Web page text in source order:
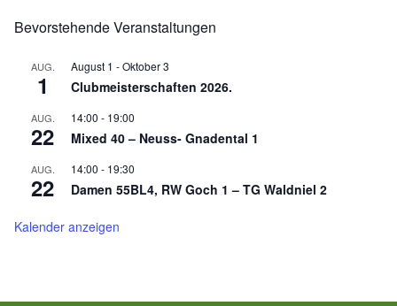
Bevorstehende Veranstaltungen
AUG.
1
August 1 -Oktober 3
Clubmeisterschaften 2026.
AUG.
22
14:00 - 19:00
Mixed 40 – Neuss- Gnadental 1
AUG.
22
14:00 - 19:30
Damen 55BL4, RW Goch 1 – TG Waldniel 2
Kalender anzeigen